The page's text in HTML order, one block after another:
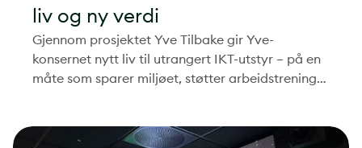
liv og ny verdi
Gjennom prosjektet Yve Tilbake gir Yve-
konsernet nytt liv til utrangert IKT-utstyr – på en
måte som sparer miljøet, støtter arbeidstrening